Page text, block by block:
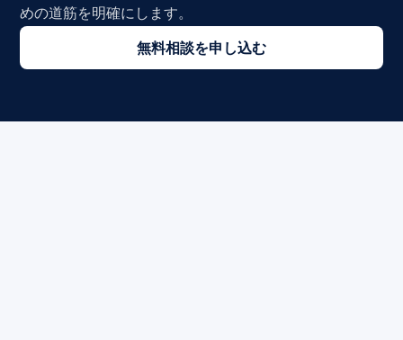
めの道筋を明確にします。
無料相談を申し込む